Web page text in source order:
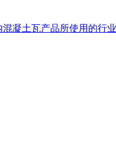
混凝土瓦产品所使用的行